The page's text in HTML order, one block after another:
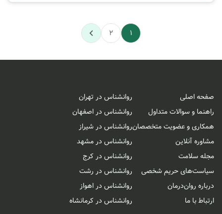
1
2
صفحه اصلی
راهنما و سوالات متداول
همکاری و عضویت متخصصان
مشاوره آنلاین
مجله سلامت
سیاست‌های حریم شخصی
درباره روان‌درمان
ارتباط با ما
روانشناس در تهران
روانشناس در اصفهان
روانشناس در شیراز
روانشناس در مشهد
روانشناس در کرج
روانشناس در رشت
روانشناس در اهواز
روانشناس در کرمانشاه